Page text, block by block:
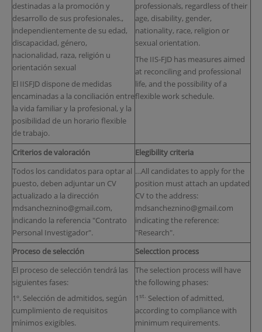
destinadas a la promoción y
desarrollo de sus profesionales.,
independientemente de su edad,
discapacidad, género,
nacionalidad, raza, religión u
orientación sexual
El IISFJD dispone de medidas
encaminadas a la conciliación entre
la vida familiar y la profesional, y la
posibilidad de un horario flexible
de trabajo.
professionals, regardless of their
age, disability, gender,
nationality, race, religion or
sexual orientation.
The IIS-FJD has measures aimed
at reconciling and professional
life, and the possibility of a
flexible work schedule.
Criterios de valoración
Elegibility criteria
Todos los candidatos para optar al
puesto, deben adjuntar un CV
actualizado a la dirección
mdsancheznino@gmail.com,
indicando la referencia "Contrato
Personal Investigador".
…All candidates to apply for the
position must attach an updated
CV to the address:
mdsancheznino@gmail.com
indicating the reference:
"Research".
Proceso de selección
Selecction process
El proceso de selección tendrá las
siguientes fases:
1º. Selección de admitidos, según
cumplimiento de requisitos
mínimos exigibles.
The selection process will have
the following phases:
1st. Selection of admitted,
according to compliance with
minimum requirements.